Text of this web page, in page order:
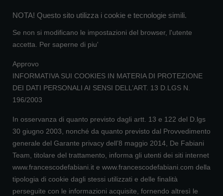
NOTA! Questo sito utilizza i cookie e tecnologie simili.
Se non si modificano le impostazioni del browser, l'utente
accetta. Per saperne di piu'
Approvo
INFORMATIVA SUI COOKIES IN MATERIA DI PROTEZIONE
DEI DATI PERSONALI AI SENSI DELL’ART. 13 D.LGS N.
196/2003
In osservanza di quanto previsto dagli artt. 13 e 122 del D.lgs
30 giugno 2003, nonché da quanto previsto dal Provvedimento
generale del Garante privacy dell’8 maggio 2014, De Fabiani
Team, titolare del trattamento, informa gli utenti dei siti internet
www.francescodefabiani.it e www.francescodefabiani.com della
tipologia di cookie dagli stessi utilizzati e delle finalità
perseguite con le informazioni acquisite, fornendo altresì le